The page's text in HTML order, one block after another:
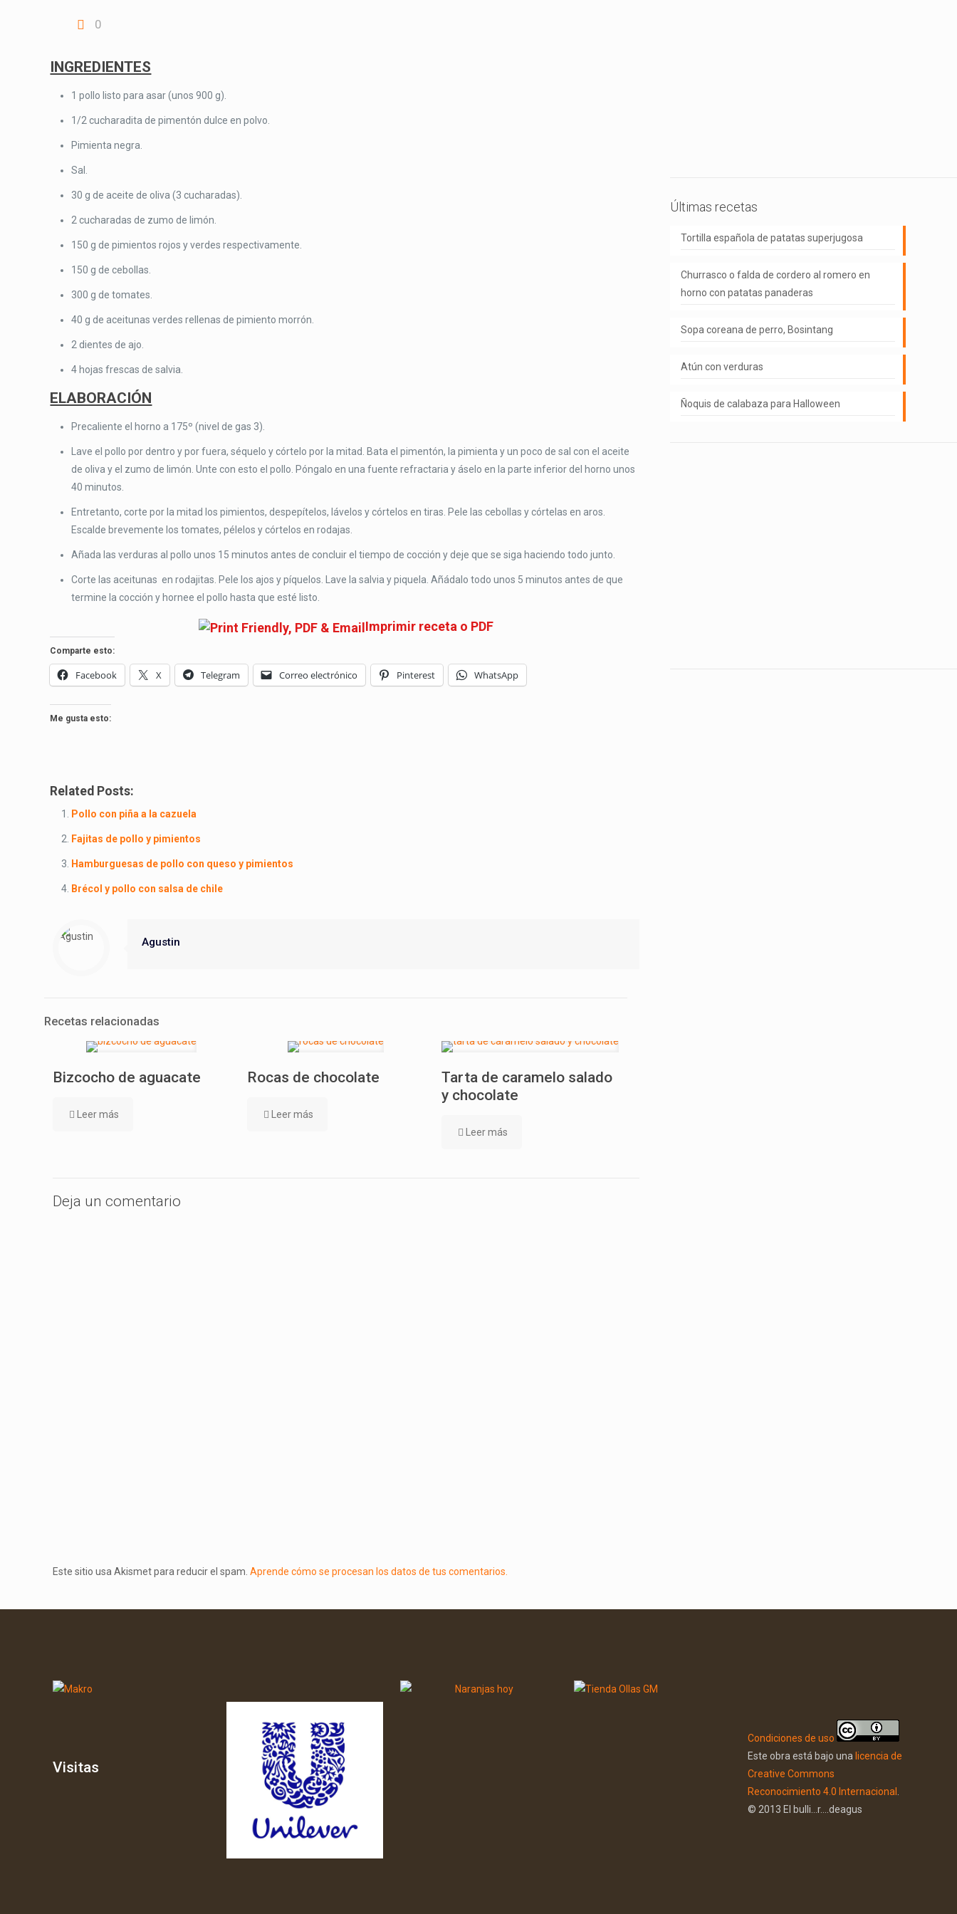
0
INGREDIENTES
1 pollo listo para asar (unos 900 g).
1/2 cucharadita de pimentón dulce en polvo.
Pimienta negra.
Sal.
30 g de aceite de oliva (3 cucharadas).
2 cucharadas de zumo de limón.
150 g de pimientos rojos y verdes respectivamente.
150 g de cebollas.
300 g de tomates.
40 g de aceitunas verdes rellenas de pimiento morrón.
2 dientes de ajo.
4 hojas frescas de salvia.
ELABORACIÓN
Precaliente el horno a 175º (nivel de gas 3).
Lave el pollo por dentro y por fuera, séquelo y córtelo por la mitad. Bata el pimentón, la pimienta y un poco de sal con el aceite
de oliva y el zumo de limón. Unte con esto el pollo. Póngalo en una fuente refractaria y áselo en la parte inferior del horno unos
40 minutos.
Entretanto, corte por la mitad los pimientos, despepítelos, lávelos y córtelos en tiras. Pele las cebollas y córtelas en aros.
Escalde brevemente los tomates, pélelos y córtelos en rodajas.
Añada las verduras al pollo unos 15 minutos antes de concluir el tiempo de cocción y deje que se siga haciendo todo junto.
Corte las aceitunas en rodajitas. Pele los ajos y píquelos. Lave la salvia y piquela. Añádalo todo unos 5 minutos antes de que
termine la cocción y hornee el pollo hasta que esté listo.
Imprimir receta o PDF
Comparte esto:
Facebook X Telegram Correo electrónico Pinterest WhatsApp
Me gusta esto:
Related Posts:
Pollo con piña a la cazuela
Fajitas de pollo y pimientos
Hamburguesas de pollo con queso y pimientos
Brécol y pollo con salsa de chile
Agustin
Recetas relacionadas
Bizcocho de aguacate
Leer más
Rocas de chocolate
Leer más
Tarta de caramelo salado
y chocolate
Leer más
Deja un comentario
Este sitio usa Akismet para reducir el spam. Aprende cómo se procesan los datos de tus comentarios.
Últimas recetas
Tortilla española de patatas superjugosa
Churrasco o falda de cordero al romero en
horno con patatas panaderas
Sopa coreana de perro, Bosintang
Atún con verduras
Ñoquis de calabaza para Halloween
Visitas
Condiciones de uso
Este obra está bajo una licencia de
Creative Commons
Reconocimiento 4.0 Internacional
© 2013 El bulli...r....deagus